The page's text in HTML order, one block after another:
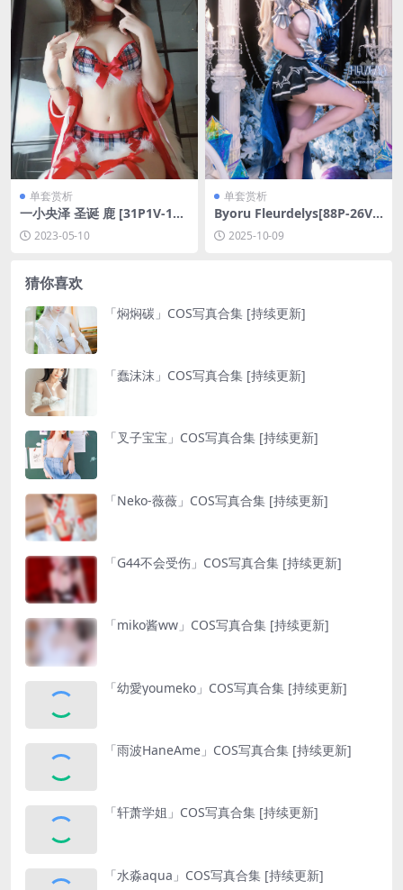
单套赏析
一小央泽 圣诞 鹿 [31P1V-195
MB]2023-05-10
单套赏析
Byoru Fleurdelys[88P-26V-
4.7G]2025-10-09
猜你喜欢
「焖焖碳」COS写真合集 [持续更新]
「蠢沫沫」COS写真合集 [持续更新]
「叉子宝宝」COS写真合集 [持续更新]
「Neko-薇薇」COS写真合集 [持续更新]
「G44不会受伤」COS写真合集 [持续更新]
「miko酱ww」COS写真合集 [持续更新]
「幼愛youmeko」COS写真合集 [持续更新]
「雨波HaneAme」COS写真合集 [持续更新]
「轩萧学姐」COS写真合集 [持续更新]
「水淼aqua」COS写真合集 [持续更新]